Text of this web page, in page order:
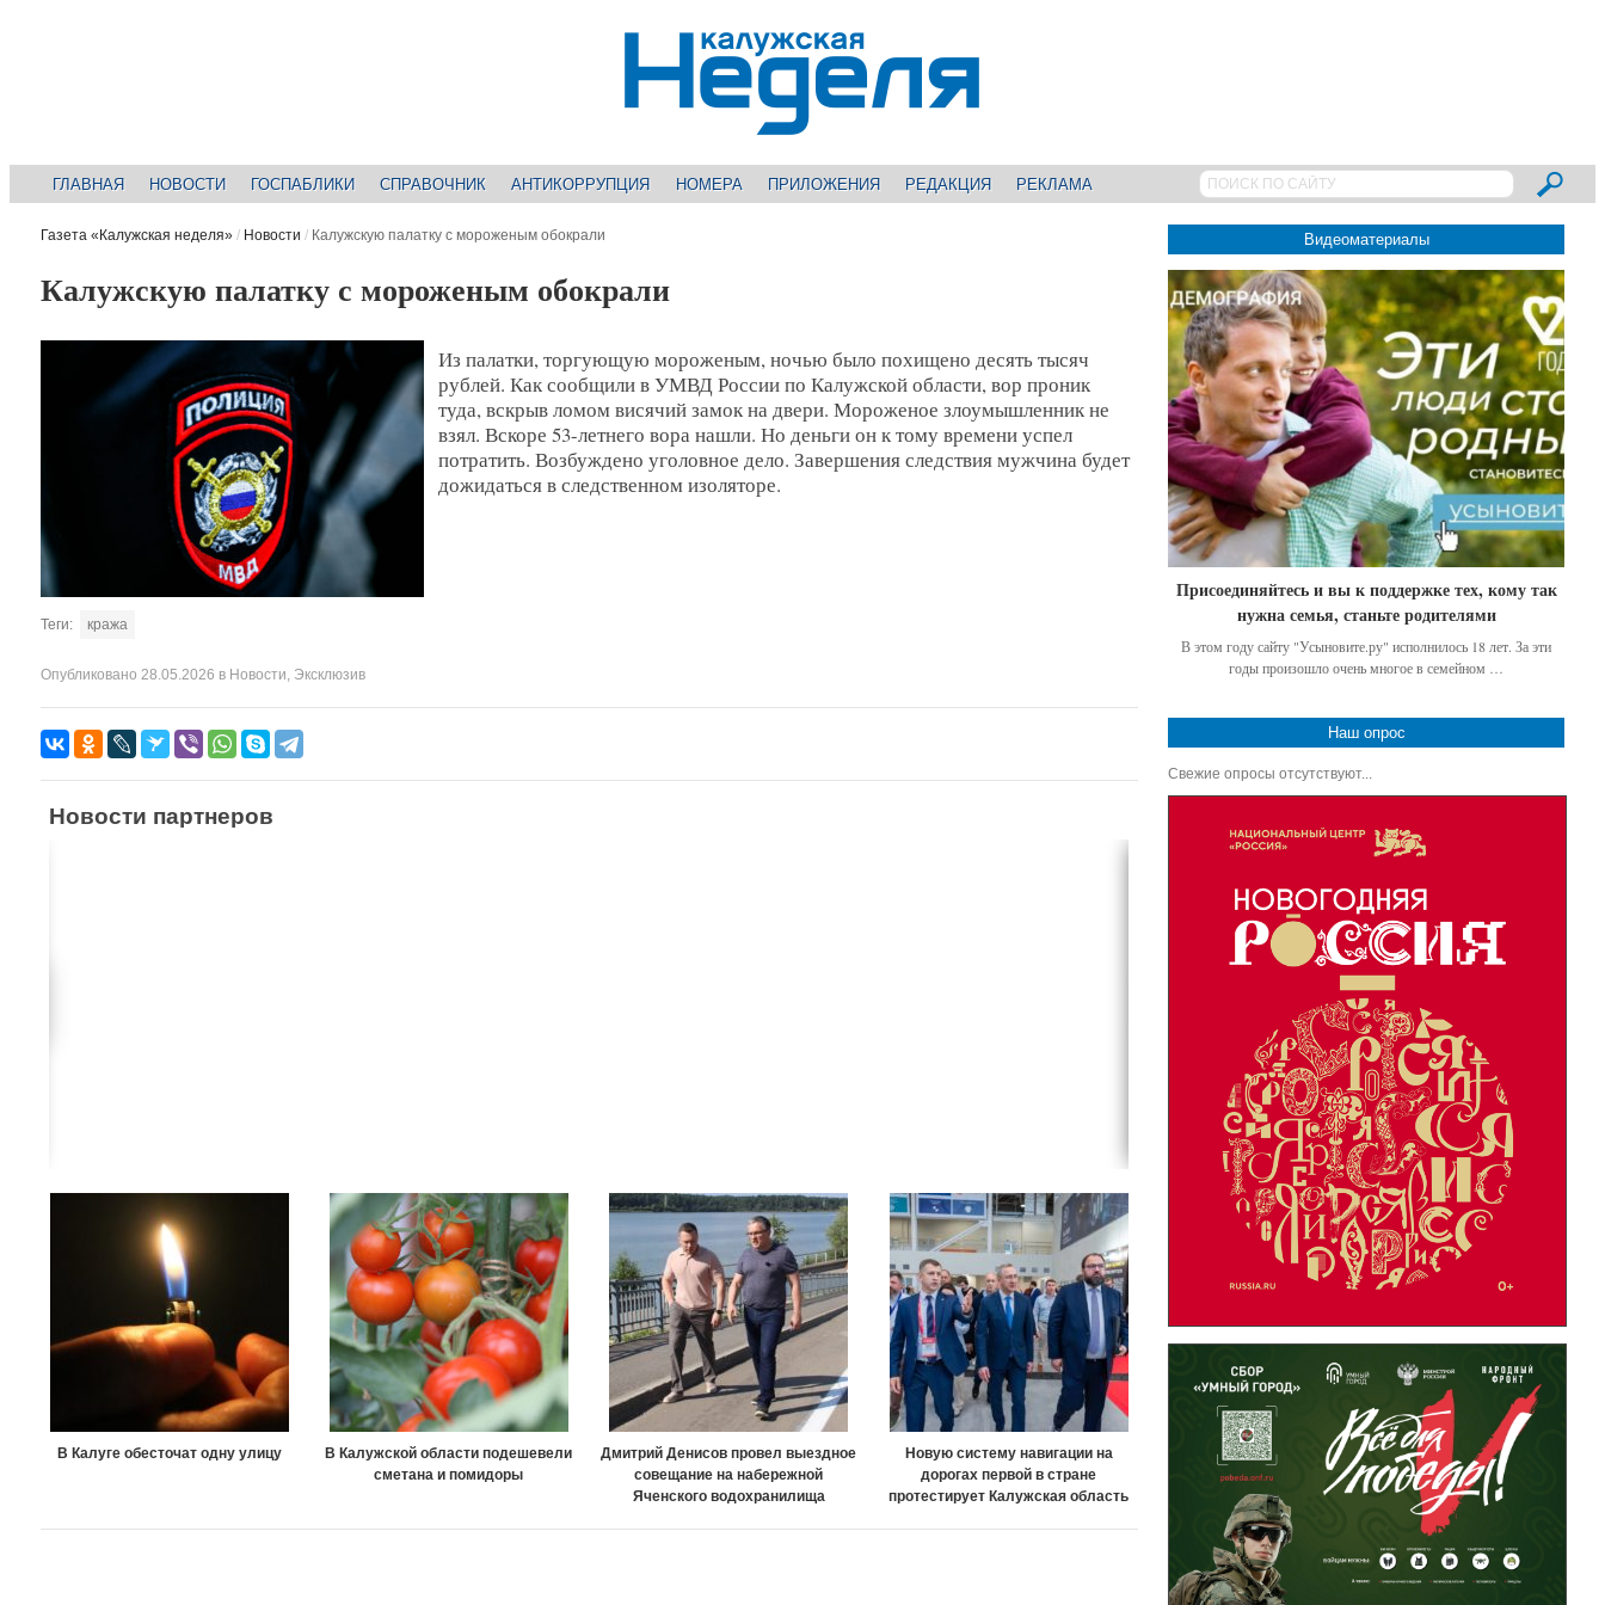
ГЛАВНАЯ НОВОСТИ ГОСПАБЛИКИ СПРАВОЧНИК АНТИКОРРУПЦИЯ НОМЕРА ПРИЛОЖЕНИЯ РЕДАКЦИЯ РЕКЛАМА
Газета «Калужская неделя» / Новости / Калужскую палатку с мороженым обокрали
Калужскую палатку с мороженым обокрали
Из палатки, торгующую мороженым, ночью было похищено десять тысяч
рублей. Как сообщили в УМВД России по Калужской области, вор проник
туда, вскрыв ломом висячий замок на двери. Мороженое злоумышленник не
взял. Вскоре 53-летнего вора нашли. Но деньги он к тому времени успел
потратить. Возбуждено уголовное дело. Завершения следствия мужчина будет
дожидаться в следственном изоляторе.
Теги: кража
Опубликовано 28.05.2026 в Новости, Эксклюзив
Новости партнеров
В Калуге обесточат одну улицу
В Калужской области подешевели
сметана и помидоры
Дмитрий Денисов провел выездное
совещание на набережной
Яченского водохранилища
Новую систему навигации на
дорогах первой в стране
протестирует Калужская область
Видеоматериалы
Присоединяйтесь и вы к поддержке тех, кому так
нужна семья, станьте родителями
В этом году сайту "Усыновите.ру" исполнилось 18 лет. За эти
годы произошло очень многое в семейном …
Наш опрос
Свежие опросы отсутствуют...